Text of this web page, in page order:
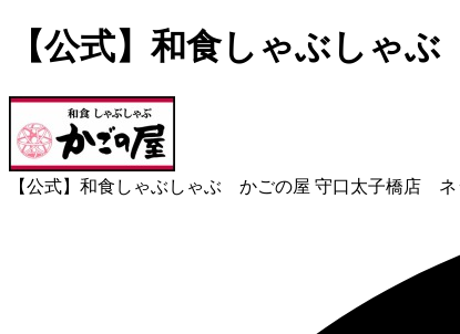
【公式】和食しゃぶしゃ
【公式】和食しゃぶしゃぶ かごの屋 守口太子橋店 ネ